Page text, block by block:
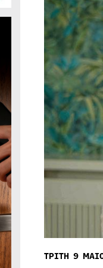
ΤΡΙΤΗ 9